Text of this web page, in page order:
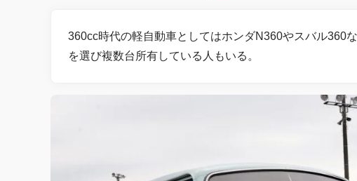
360cc時代の軽自動車としてはホンダN360やスバル360
を選び複数台所有している人もいる。